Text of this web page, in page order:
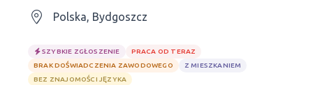
Polska, Bydgoszcz
SZYBKIE ZGŁOSZENIE
PRACA OD TERAZ
BRAK DOŚWIADCZENIA ZAWODOWEGO
Z MIESZKANIEM
BEZ ZNAJOMOŚCI JĘZYKA